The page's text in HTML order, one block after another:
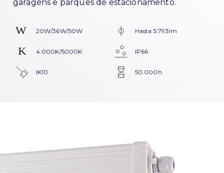
garagens e parques de estacionamento.
20W/36W/50W
4.000K/5000K
IK10
Hasta 5.793lm
IP66
50.000h